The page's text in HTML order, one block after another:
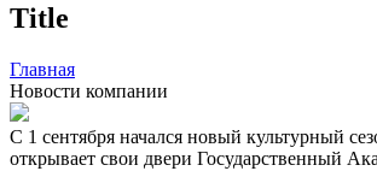
Title
Главная
Новости компании
С 1 сентября начался новый культурный
открывает свои двери Государственный